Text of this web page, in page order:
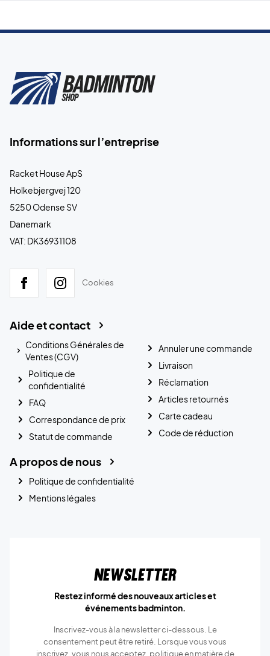
Informations sur l’entreprise
Racket House ApS
Holkebjergvej 120
5250 Odense SV
Danemark
VAT: DK36931108
Cookies
Aide et contact
Conditions Générales de
Ventes (CGV)
Politique de
confidentialité
FAQ
Correspondance de prix
Statut de commande
Annuler une commande
Livraison
Réclamation
Articles retournés
Carte cadeau
Code de réduction
A propos de nous
Politique de confidentialité
Mentions légales
Newsletter
Restez informé des nouveaux articles et
événements badminton.
Inscrivez-vous à la newsletter ci-dessous. Le
consentement peut être retiré. Lorsque vous vous
inscrivez, vous nous acceptez. politique en matière de